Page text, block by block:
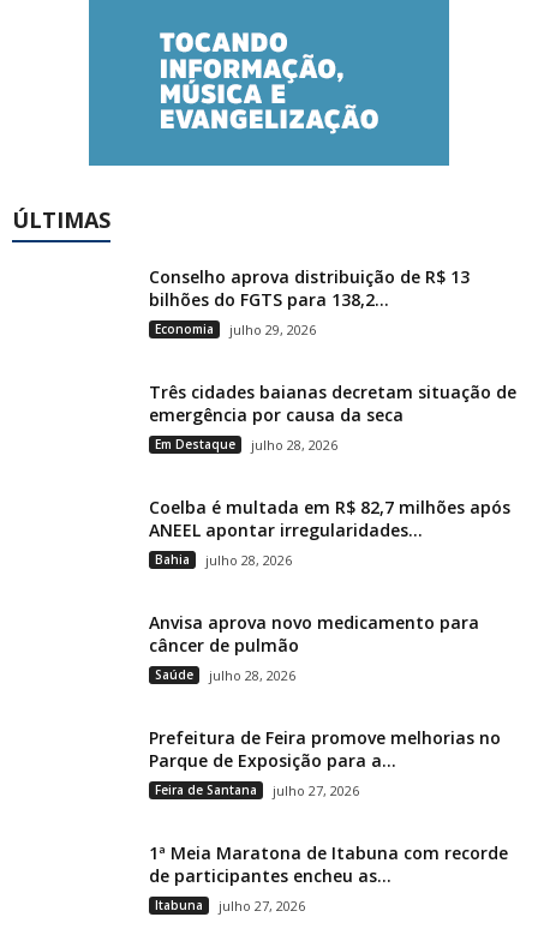
ÚLTIMAS
Conselho aprova distribuição de R$ 13
bilhões do FGTS para 138,2...
Economia julho 29, 2026
Três cidades baianas decretam situação de
emergência por causa da seca
Em Destaque julho 28, 2026
Coelba é multada em R$ 82,7 milhões após
ANEEL apontar irregularidades...
Bahia julho 28, 2026
Anvisa aprova novo medicamento para
câncer de pulmão
Saúde julho 28, 2026
Prefeitura de Feira promove melhorias no
Parque de Exposição para a...
Feira de Santana julho 27, 2026
1ª Meia Maratona de Itabuna com recorde
de participantes encheu as...
Itabuna julho 27, 2026